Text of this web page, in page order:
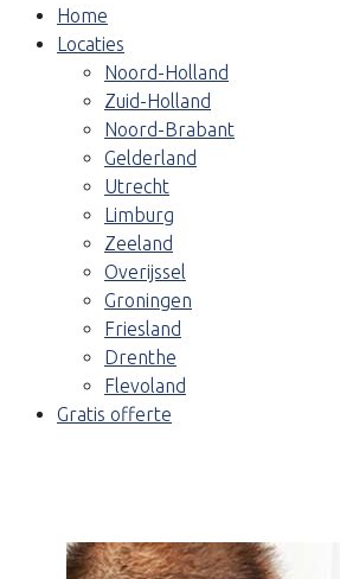
Home
Locaties
Noord-Holland
Zuid-Holland
Noord-Brabant
Gelderland
Utrecht
Limburg
Zeeland
Overijssel
Groningen
Friesland
Drenthe
Flevoland
Gratis offerte